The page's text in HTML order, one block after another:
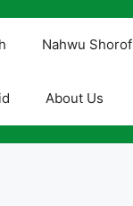
Nahwu Shorof
About Us